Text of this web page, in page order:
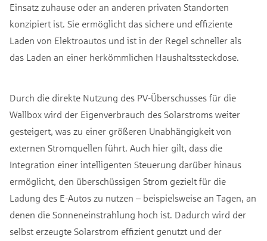
Einsatz zuhause oder an anderen privaten Standorten
konzipiert ist. Sie ermöglicht das sichere und effiziente
Laden von Elektroautos und ist in der Regel schneller als
das Laden an einer herkömmlichen Haushaltssteckdose.
Durch die direkte Nutzung des PV-Überschusses für die
Wallbox wird der Eigenverbrauch des Solarstroms weiter
gesteigert, was zu einer größeren Unabhängigkeit von
externen Stromquellen führt. Auch hier gilt, dass die
Integration einer intelligenten Steuerung darüber hinaus
ermöglicht, den überschüssigen Strom gezielt für die
Ladung des E-Autos zu nutzen – beispielsweise an Tagen, an
denen die Sonneneinstrahlung hoch ist. Dadurch wird der
selbst erzeugte Solarstrom effizient genutzt und der